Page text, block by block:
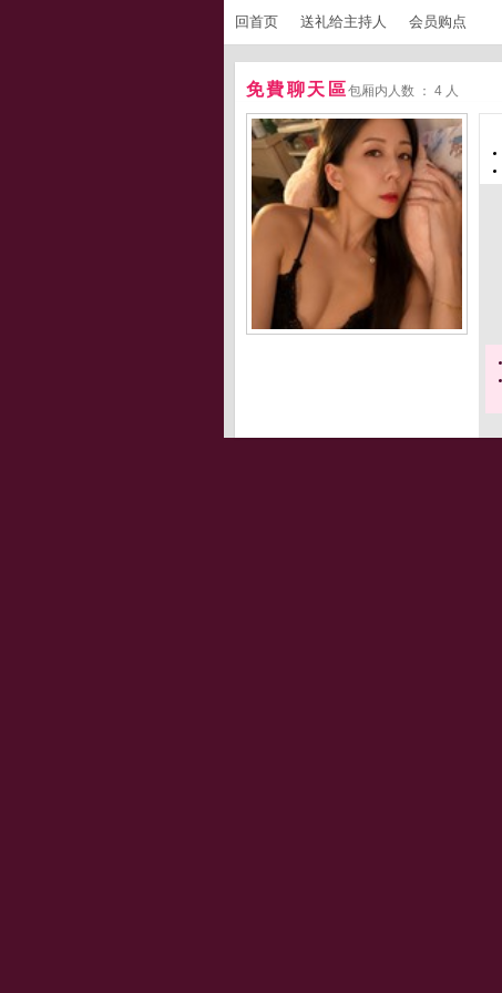
回首页 送礼给主持人 会员购点
免費聊天區包厢内人数 ： 4 人